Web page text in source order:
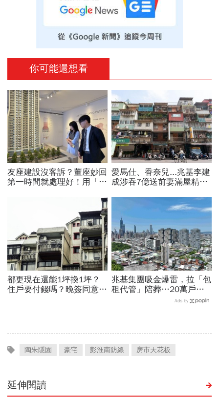
你可能還想看
友座建設沒客訴？董座妙回
第一時間就處理好！用「這
建：抓緊4重點不景氣照賣
愛馬仕、香奈兒...兆基李建
成涉吞7億送前妻滿屋精
詳當董座才2天閃辭：發現
都更現在還能1坪換1坪？
住戶要付錢嗎？晚簽同意書
兆基集團吸金爆雷，拉「包
租代管」陪葬…20萬戶社
宅運作藏偏失！李同榮：背
Ads by
陶朱隱園 豪宅 彭淮南防線 房市天花板
延伸閱讀